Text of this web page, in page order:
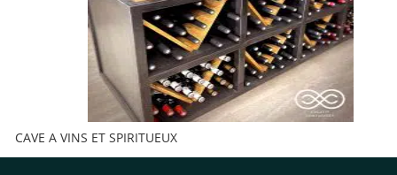
CAVE A VINS ET SPIRITUEUX